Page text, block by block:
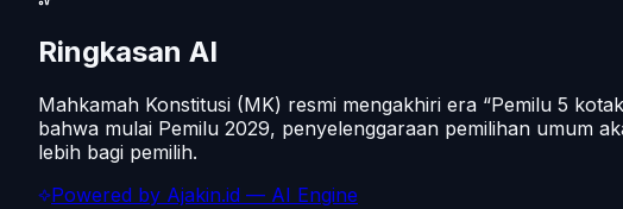
Ringkasan AI
Mahkamah Konstitusi (MK) resmi mengakhiri era “Pemilu 5
bahwa mulai Pemilu 2029, penyelenggaraan pemilihan umum
lebih bagi pemilih.
Powered by Ajakin.id — AI Engine